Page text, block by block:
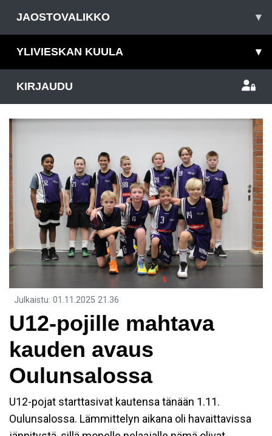
JAOSTOVALIKKO ▾
YLIVIESKAN KUULA ▾
KIRJAUDU
Julkaistu: 01.11.2025 21.36
U12-pojille mahtava
kauden avaus
Oulunsalossa
U12-pojat starttasivat kautensa tänään 1.11.
Oulunsalossa. Lämmittelyn aikana oli havaittavissa